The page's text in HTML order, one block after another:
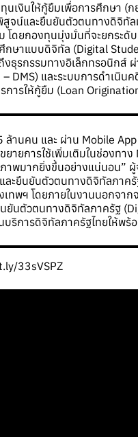
นเงินให้กู้ยืมเพื่อการศึกษา
และยืนยันตัวตนทางดิจิทัล
ยกองทุนมุ่งมั่นที่จะยกระดับ
ษาแบบดิจิทัล (Digital
ธุรกรรมทางอิเล็กทรอนิกส์
DMS) และระบบการดำเนิ
ารให้กู้ยืม (Loan
านคน และ ผ่าน Mobile
ยการใช้เพิ่มเติมในช่องทา
าพมากยิ่งขึ้นอย่างแน่นอน”
ะยืนยันตัวตนทางดิจิทัลภา
ทพฯ โดยภายในงานนอกจ
นตัวตนทางดิจิทัลภาครัฐ
บริการดิจิทัลภาครัฐไทยให้พ
33sVSPZ